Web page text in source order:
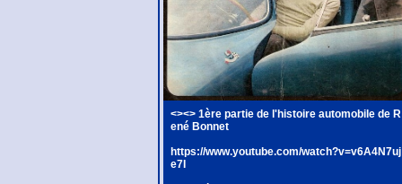
<><> 1ère partie de l'histoire automobile de R
ené Bonnet
https://www.youtube.com/watch?v=v6A4N7uj
e7I